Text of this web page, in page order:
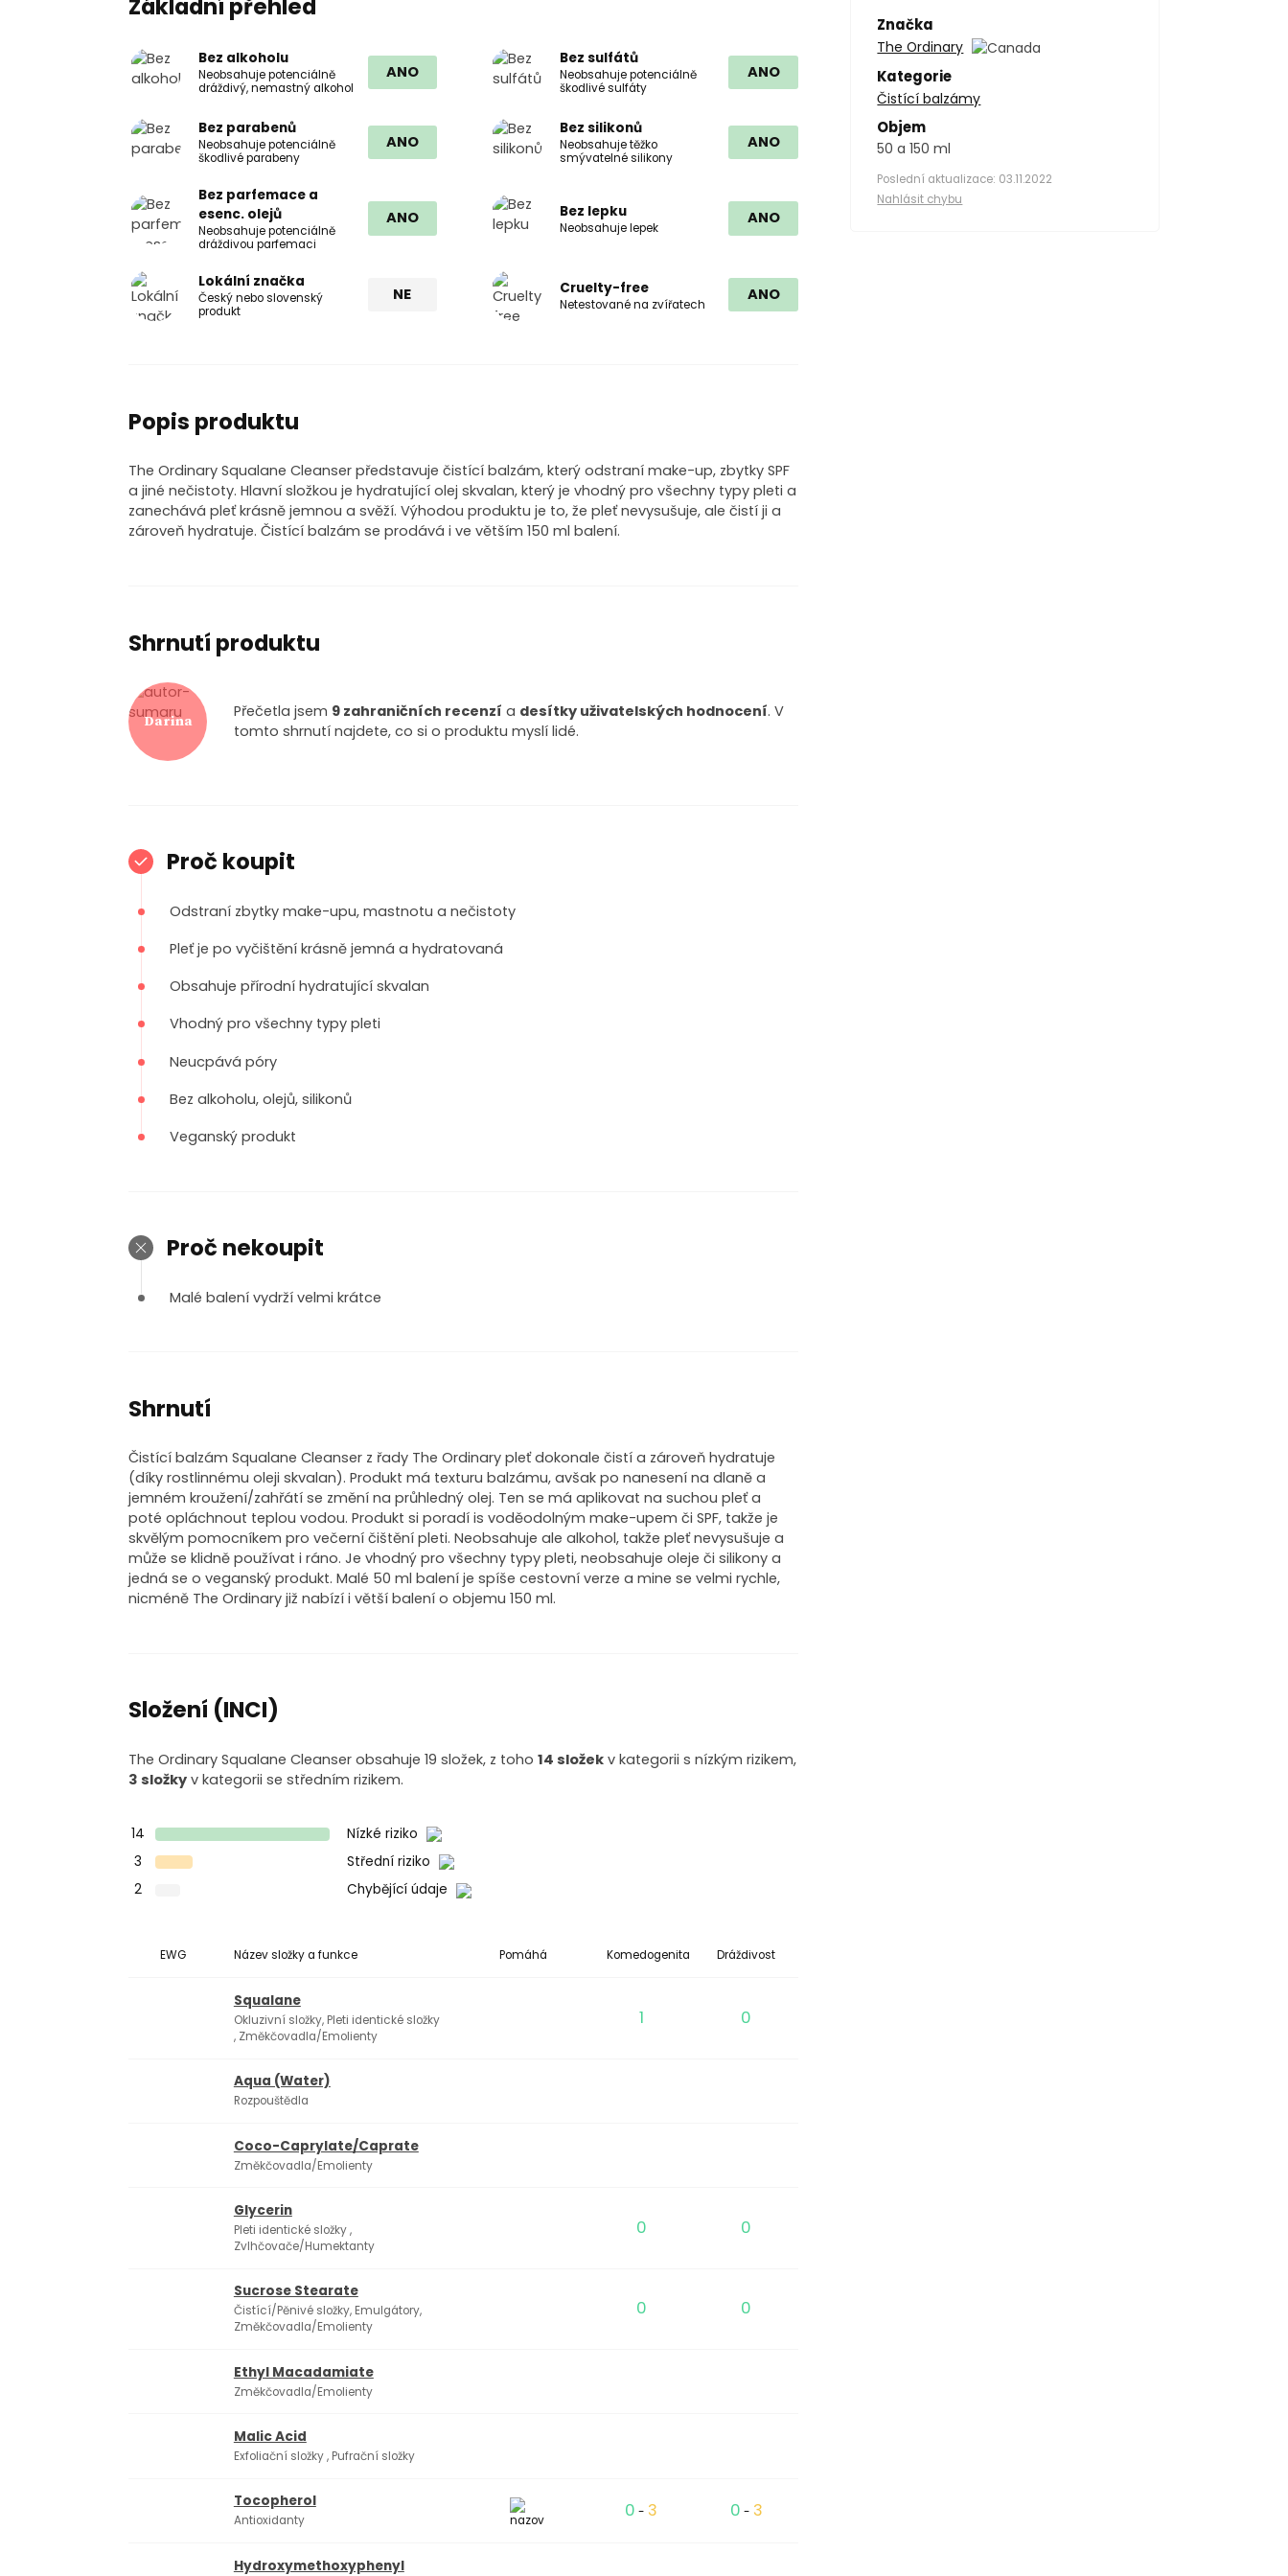
Základní přehled
Bez alkoholu
Neobsahuje potenciálně
dráždivý, nemastný alkohol
ANO
Bez sulfátů
Neobsahuje potenciálně
škodlivé sulfáty
ANO
Bez parabenů
Neobsahuje potenciálně
škodlivé parabeny
ANO
Bez silikonů
Neobsahuje těžko
smývatelné silikony
ANO
Bez parfemace a
esenc. olejů
Neobsahuje potenciálně
dráždivou parfemaci
ANO Bez lepku
Neobsahuje lepek
ANO
Lokální značka
Český nebo slovenský
produkt
NE Cruelty-free
Netestované na zvířatech
ANO
Popis produktu
The Ordinary Squalane Cleanser představuje čistící balzám, který odstraní make-up, zbytky SPF
a jiné nečistoty. Hlavní složkou je hydratující olej skvalan, který je vhodný pro všechny typy pleti a
zanechává pleť krásně jemnou a svěží. Výhodou produktu je to, že pleť nevysušuje, ale čistí ji a
zároveň hydratuje. Čistící balzám se prodává i ve větším 150 ml balení.
Shrnutí produktu
Darina
Přečetla jsem 9 zahraničních recenzí a desítky uživatelských hodnocení. V
tomto shrnutí najdete, co si o produktu myslí lidé.
Proč koupit
Odstraní zbytky make-upu, mastnotu a nečistoty
Pleť je po vyčištění krásně jemná a hydratovaná
Obsahuje přírodní hydratující skvalan
Vhodný pro všechny typy pleti
Neucpává póry
Bez alkoholu, olejů, silikonů
Veganský produkt
Proč nekoupit
Malé balení vydrží velmi krátce
Shrnutí
Čistící balzám Squalane Cleanser z řady The Ordinary pleť dokonale čistí a zároveň hydratuje
(díky rostlinnému oleji skvalan). Produkt má texturu balzámu, avšak po nanesení na dlaně a
jemném kroužení/zahřátí se změní na průhledný olej. Ten se má aplikovat na suchou pleť a
poté opláchnout teplou vodou. Produkt si poradí is voděodolným make-upem či SPF, takže je
skvělým pomocníkem pro večerní čištění pleti. Neobsahuje ale alkohol, takže pleť nevysušuje a
může se klidně používat i ráno. Je vhodný pro všechny typy pleti, neobsahuje oleje či silikony a
jedná se o veganský produkt. Malé 50 ml balení je spíše cestovní verze a mine se velmi rychle,
nicméně The Ordinary již nabízí i větší balení o objemu 150 ml.
Složení (INCI)
The Ordinary Squalane Cleanser obsahuje 19 složek, z toho14 složek v kategorii s nízkým rizikem,
3 složky v kategorii se středním rizikem.
14
Nízké riziko
3
Střední riziko
2
Chybějící údaje
EWG Název složky a funkce Pomáhá Komedogenita Dráždivost
Squalane
Okluzivní složky, Pleti identické složky
, Změkčovadla/Emolienty
1 0
Aqua (Water)
Rozpouštědla
Coco-Caprylate/Caprate
Změkčovadla/Emolienty
Glycerin
Pleti identické složky ,
Zvlhčovače/Humektanty
0 0
Sucrose Stearate
Čistící/Pěnivé složky, Emulgátory,
Změkčovadla/Emolienty
0 0
Ethyl Macadamiate
Změkčovadla/Emolienty
Malic Acid
Exfoliační složky , Pufrační složky
Tocopherol
Antioxidanty 0 - 3 0 - 3
Hydroxymethoxyphenyl
Značka
The Ordinary
Kategorie
Čistící balzámy
Objem
50 a 150 ml
Poslední aktualizace: 03.11.2022
Nahlásit chybu